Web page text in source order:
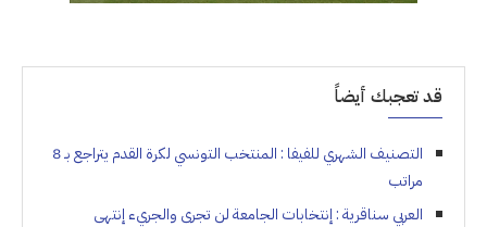
قد تعجبك أيضاً
التصنيف الشهري للفيفا : المنتخب التونسي لكرة القدم يتراجع بـ 8
مراتب
العربي سناقرية : إنتخابات الجامعة لن تجرى والجريء إنتهى